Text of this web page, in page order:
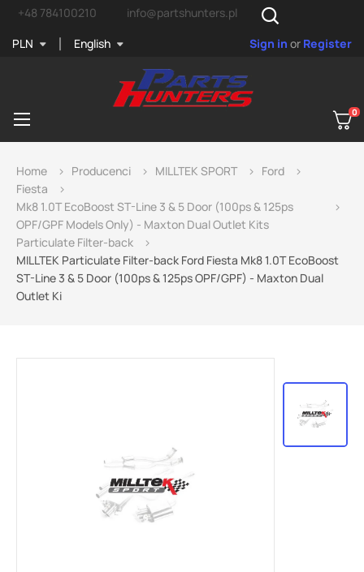
info@partshunters.pl
+48 784100210
Sign in or Register
0
Toggle
☰
PLN English
Home Producenci MILLTEK SPORT
Ford
Fiesta
Mk8 1.0T EcoBoost ST-Line 3 & 5 Door (100ps & 125ps
OPF/GPF Models Only) - Maxton Dual Outlet Kits
Particulate Filter-back
MILLTEK Particulate Filter-back Ford Fiesta Mk8 1.0T EcoBoost
ST-Line 3 & 5 Door (100ps & 125ps OPF/GPF) - Maxton Dual
Outlet Ki